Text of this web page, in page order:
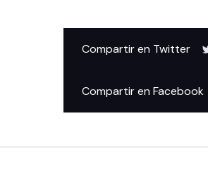
Política de privacidad y Aviso Legal Cookies
Compartir en Twitter
Compartir en Facebook